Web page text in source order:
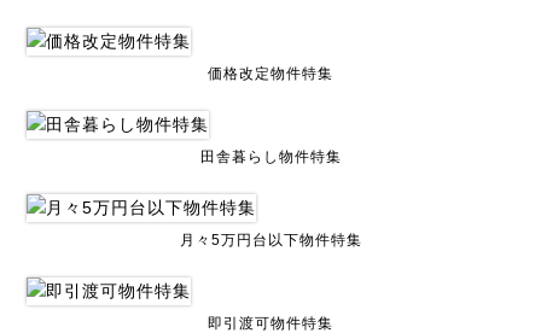
価格改定物件特集
田舎暮らし物件特集
月々5万円台以下物件特集
即引渡可物件特集